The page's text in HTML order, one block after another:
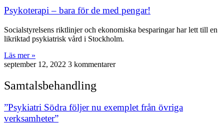
Psykoterapi – bara för de med pengar!
Socialstyrelsens riktlinjer och ekonomiska besparingar har lett till en
likriktad psykiatrisk vård i Stockholm.
Läs mer »
september 12, 2022 3 kommentarer
Samtalsbehandling
”Psykiatri Södra följer nu exemplet från övriga
verksamheter”